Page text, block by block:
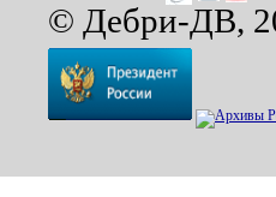
© Дебри-ДВ,